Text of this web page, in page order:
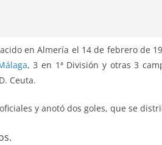
en Almería el 14 de febrero de
, 3 en 1ª División y otras 3
Ceuta.
y anotó dos goles, que se